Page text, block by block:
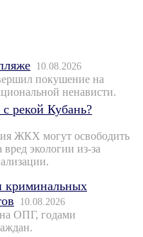
10.08.2026
покушение на
ненависти.
с рекой Кубань?
ЖКХ могут освободить
вред экологии из-за
криминальных
10.08.2026
ОПГ, годами